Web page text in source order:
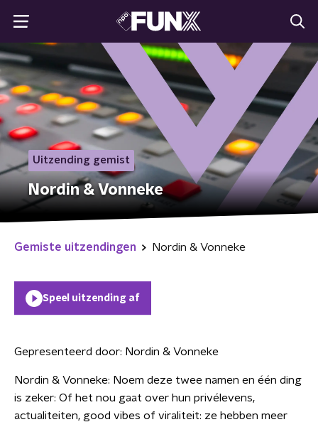
Uitzending gemist
Nordin & Vonneke
Gemiste uitzendingen Nordin & Vonneke
Speel uitzending af
Gepresenteerd door: Nordin & Vonneke
Nordin & Vonneke: Noem deze twee namen en één ding
is zeker: Of het nou gaat over hun privélevens,
actualiteiten, good vibes of viraliteit: ze hebben meer